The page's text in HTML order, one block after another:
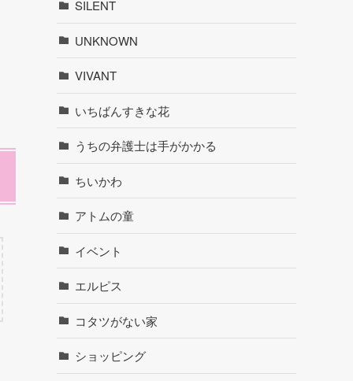
SILENT
UNKNOWN
VIVANT
いちばんすきな花
うちの弁護士は手がかかる
ちいかわ
アトムの童
イベント
エルピス
コタツがない家
ショッピング